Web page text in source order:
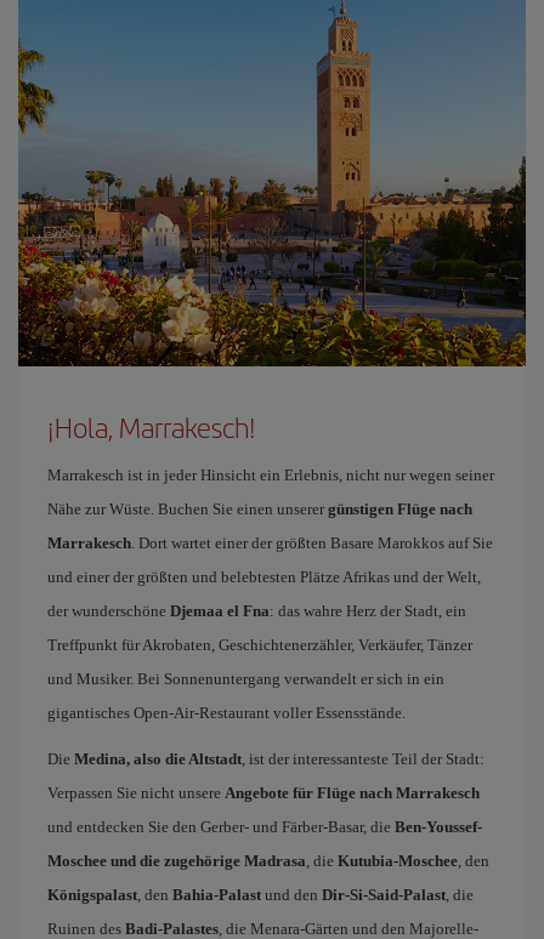
¡Hola, Marrakesch!
Marrakesch ist in jeder Hinsicht ein Erlebnis, nicht nur wegen seiner
Nähe zur Wüste. Buchen Sie einen unserer günstigen Flüge nach
Marrakesch. Dort wartet einer der größten Basare Marokkos auf Sie
und einer der größten und belebtesten Plätze Afrikas und der Welt,
der wunderschöne Djemaa el Fna: das wahre Herz der Stadt, ein
Treffpunkt für Akrobaten, Geschichtenerzähler, Verkäufer, Tänzer
und Musiker. Bei Sonnenuntergang verwandelt er sich in ein
gigantisches Open-Air-Restaurant voller Essensstände.
Die Medina, also die Altstadt, ist der interessanteste Teil der Stadt:
Verpassen Sie nicht unsere Angebote für Flüge nach Marrakesch
und entdecken Sie den Gerber- und Färber-Basar, die Ben-Youssef-
Moschee und die zugehörige Madrasa, die Kutubia-Moschee, den
Königspalast, den Bahia-Palast und den Dir-Si-Said-Palast, die
Ruinen des Badi-Palastes, die Menara-Gärten und den Majorelle-